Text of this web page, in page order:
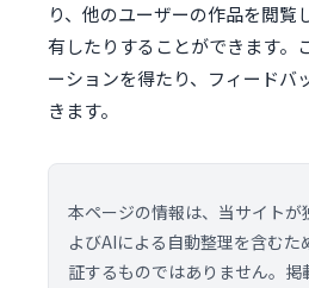
り、他のユーザーの作品を閲覧
有したりすることができます。
ーションを得たり、フィードバ
きます。
本ページの情報は、当サイト
よびAIによる自動整理を含む
証するものではありません。